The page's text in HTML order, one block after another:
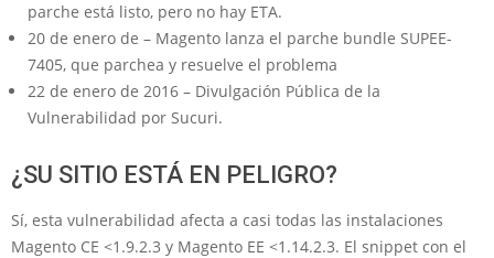
parche está listo, pero no hay ETA.
20 de enero de – Magento lanza el parche bundle SUPEE-
7405, que parchea y resuelve el problema
22 de enero de 2016 – Divulgación Pública de la
Vulnerabilidad por Sucuri.
¿SU SITIO ESTÁ EN PELIGRO?
Sí, esta vulnerabilidad afecta a casi todas las instalaciones
Magento CE <1.9.2.3 y Magento EE <1.14.2.3. El snippet con el